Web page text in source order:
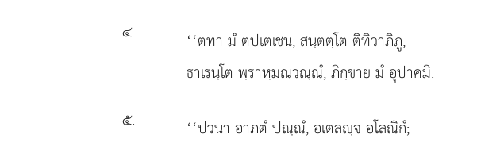
๔. ‘‘ตทา มํ ตปเตเชน, สนฺตตฺโต ติทิวาภิภู;
ธาเรนฺโต พฺราหฺมณวณฺณํ, ภิกฺขาย มํ อุปาคมิ.
๕.
‘‘ปวนา อาภตํ ปณฺณํ, อเตลฺจ อโลณิกํ;